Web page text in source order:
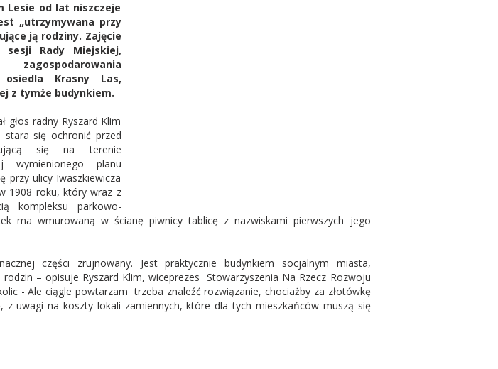
Lesie od lat niszczeje
„utrzymywana przy
ją rodziny. Zajęcie
Rady Miejskiej,
Krasny Las,
z tymże budynkiem.
głos radny Ryszard Klim
stara się ochronić przed
się na terenie
wymienionego planu
przy ulicy Iwaszkiewicza
1908 roku, który wraz z
kompleksu parkowo-
ma wmurowaną w ścianę piwnicy tablicę z nazwiskami pierwszych jego
części zrujnowany. Jest praktycznie budynkiem socjalnym miasta,
– opisuje Ryszard Klim, wiceprezes Stowarzyszenia Na Rzecz Rozwoju
- Ale ciągle powtarzam trzeba znaleźć rozwiązanie, chociażby za złotówkę
z uwagi na koszty lokali zamiennych, które dla tych mieszkańców muszą się